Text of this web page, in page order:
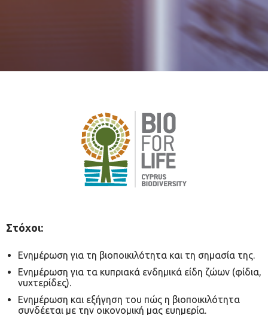
Στόχοι:
Ενημέρωση για τη βιοποικιλότητα και τη σημασία της.
Ενημέρωση για τα κυπριακά ενδημικά είδη ζώων (φίδια,
νυχτερίδες).
Ενημέρωση και εξήγηση του πώς η βιοποικιλότητα
συνδέεται με την οικονομική μας ευημερία.